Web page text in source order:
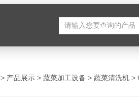
> 产品展示 > 蔬菜加工设备 > 蔬菜清洗机 >